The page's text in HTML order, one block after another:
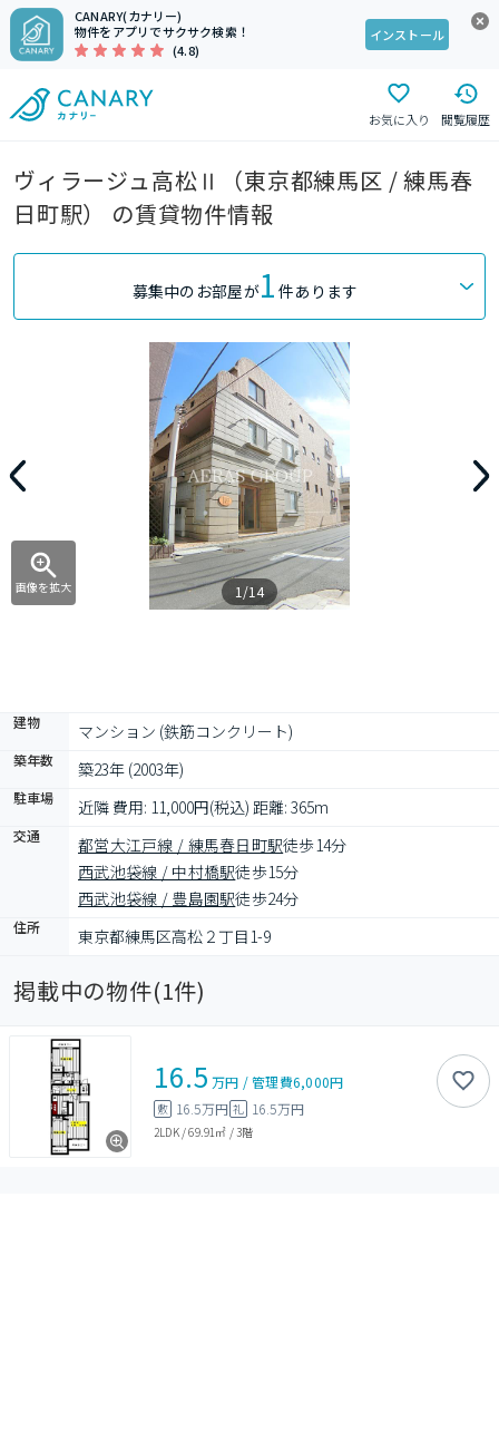
CANARY(カナリー)
物件をアプリでサクサク検索！
(4.8)
インストール
お気に入り 閲覧履歴
ヴィラージュ高松Ⅱ（東京都練馬区 / 練馬春
日町駅） の賃貸物件情報
募集中のお部屋が1 件あります
画像を拡大 1/14
建物 マンション (鉄筋コンクリート)
築年数 築23年 (2003年)
駐車場 近隣 費用: 11,000円(税込) 距離: 365m
交通 都営大江戸線 / 練馬春日町駅徒歩14分
西武池袋線 / 中村橋駅徒歩15分
西武池袋線 / 豊島園駅徒歩24分
住所 東京都練馬区高松２丁目1-9
掲載中の物件(1件)
16.5 万円 /管理費6,000円
敷 16.5万円 礼 16.5万円
2LDK/69.91㎡ /3階